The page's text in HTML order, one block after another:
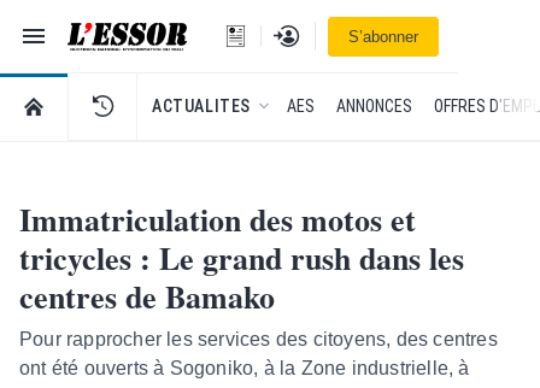
Navigation
L'Essor - retour à la une
Se connecterS’abonner
RETOUR À LA PAGE D’ACCUEIL DE L'ESSOR
ACTUALITES AES ANNONCES OFFRES
Immatriculation des motos et
tricycles : Le grand rush dans les
centres de Bamako
Pour rapprocher les services des citoyens, des centres
ont été ouverts à Sogoniko, à la Zone industrielle, à